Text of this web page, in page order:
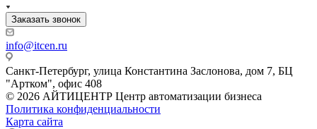
Заказать звонок
info@itcen.ru
Санкт-Петербург, улица Константина Заслонова, дом 7, БЦ
"Артком", офис 408
© 2026 АЙТИЦЕНТР Центр автоматизации бизнеса
Политика конфиденциальности
Карта сайта